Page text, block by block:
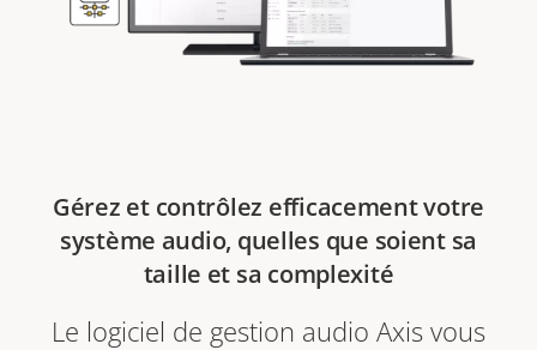
Gérez et contrôlez efficacement votre
système audio, quelles que soient sa
taille et sa complexité
Le logiciel de gestion audio Axis vous